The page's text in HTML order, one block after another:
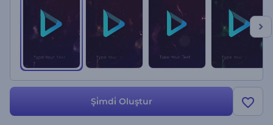
Şi̇mdi̇ Oluştur